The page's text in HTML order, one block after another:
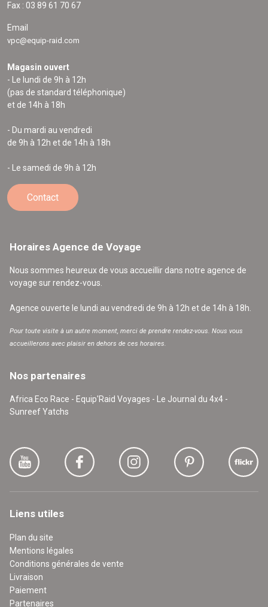
Fax : 03 89 61 70 67
Email
vpc@equip-raid.com
Magasin ouvert
- Le lundi de 9h à 12h
(pas de standard téléphonique)
et de 14h à 18h
- Du mardi au vendredi
de 9h à 12h et de 14h à 18h
- Le samedi de 9h à 12h
Contact
Horaires Agence de Voyage
Nous sommes heureux de vous accueillir dans notre agence de
voyage sur rendez-vous.
Agence ouverte le lundi au vendredi de 9h à 12h et de 14h à 18h.
Pour toute visite à un autre moment, merci de prendre rendez-vous. Nous vous
accueillerons avec plaisir en dehors de ces horaires.
Nos partenaires
Africa Eco Race - Equip'Raid Voyages - Le Journal du 4x4 -
Sunreef Yatchs
Liens utiles
Plan du site
Mentions légales
Conditions générales de vente
Livraison
Paiement
Partenaires